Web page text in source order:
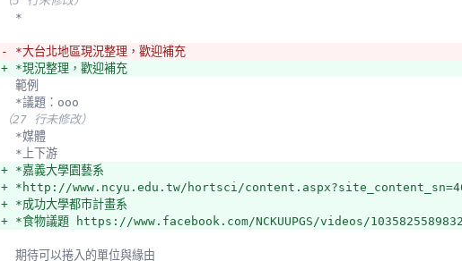
  *
- *大台北地區現況整理，歡迎補充
+ *現況整理，歡迎補充
  範例
  *議題：ooo
（27 行未修改）
  *媒體
  *上下游
+ *嘉義大學園藝系
+ *http://www.ncyu.edu.tw/hortsci/
+ *成功大學都市計畫系
+ *食物議題 https://www.facebook.com/NCKUUPGS/videos/
  期待可以捲入的單位與緣由